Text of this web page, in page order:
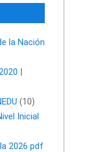
la Nación
|
(10)
Inicial
2026 pdf